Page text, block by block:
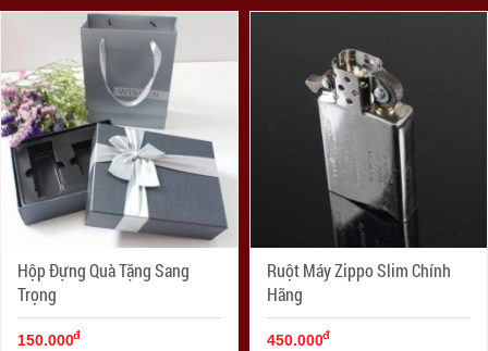
Hộp Đựng Quà Tặng Sang
Trọng
150.000đ
Ruột Máy Zippo Slim Chính
Hãng
450.000đ